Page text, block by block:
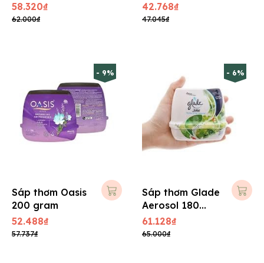
58.320₫
62.000₫
42.768₫
47.045₫
- 9%
Sáp thơm Oasis
200 gram
52.488₫
57.737₫
- 6%
Sáp thơm Glade
Aerosol 180
gram
61.128₫
65.000₫